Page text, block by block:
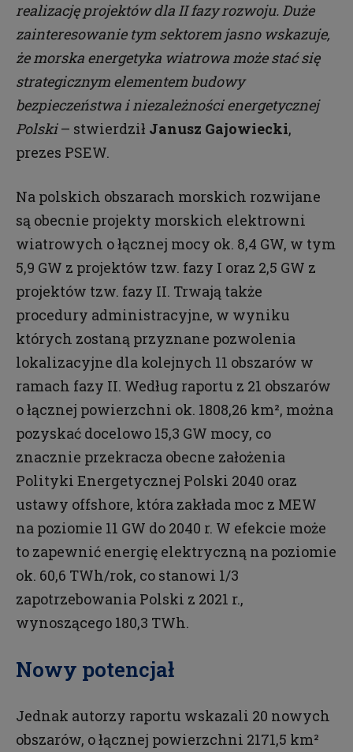
realizację projektów dla II fazy rozwoju. Duże
zainteresowanie tym sektorem jasno wskazuje,
że morska energetyka wiatrowa może stać się
strategicznym elementem budowy
bezpieczeństwa i niezależności energetycznej
Polski– stwierdził Janusz Gajowiecki,
prezes PSEW.
Na polskich obszarach morskich rozwijane
są obecnie projekty morskich elektrowni
wiatrowych o łącznej mocy ok. 8,4 GW, w tym
5,9 GW z projektów tzw. fazy I oraz 2,5 GW z
projektów tzw. fazy II. Trwają także
procedury administracyjne, w wyniku
których zostaną przyznane pozwolenia
lokalizacyjne dla kolejnych 11 obszarów w
ramach fazy II. Według raportu z 21 obszarów
o łącznej powierzchni ok. 1808,26 km², można
pozyskać docelowo 15,3 GW mocy, co
znacznie przekracza obecne założenia
Polityki Energetycznej Polski 2040 oraz
ustawy offshore, która zakłada moc z MEW
na poziomie 11 GW do 2040 r. W efekcie może
to zapewnić energię elektryczną na poziomie
ok. 60,6 TWh/rok, co stanowi 1/3
zapotrzebowania Polski z 2021 r.,
wynoszącego 180,3 TWh.
Nowy potencjał
Jednak autorzy raportu wskazali 20 nowych
obszarów, o łącznej powierzchni 2171,5 km²